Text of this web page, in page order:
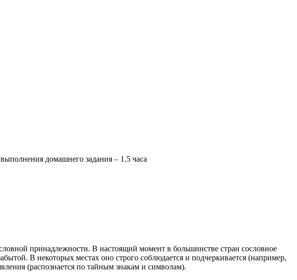
домашнего задания – 1.5 часа
принадлежности. В настоящий момент в большинстве стран сословное
В некоторых местах оно строго соблюдается и подчеркивается (например,
(распознается по тайным знакам и символам).